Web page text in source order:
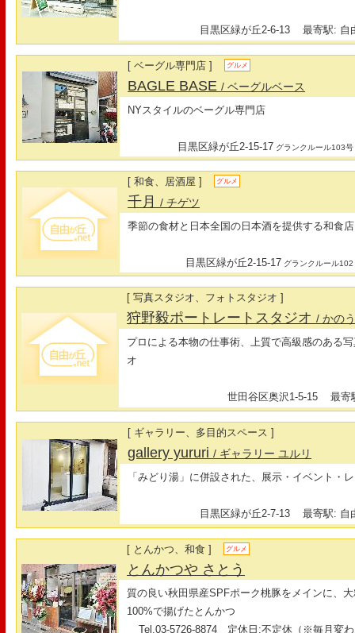
目黒区緑が丘2-6-13 最寄駅: 自
[ ベーグル専門店 ] グルメ
BAGLE BASE/ ベーグルベース
NYスタイルのベーグル専門店
目黒区緑が丘2-15-17 グランクルール103号
[ 和食、居酒屋 ] グルメ
千月/ チゲツ
季節の食材と日本全国の日本酒を提供する和食店
目黒区緑が丘2-15-17 グランクルール102
[ 写真スタジオ、フォトスタジオ ]
狩野毅ポートレートスタジオ/ かの
プロによる本物の仕事術、上質で高級感のある
オ
世田谷区奥沢1-5-15 最寄
[ ギャラリー、多目的スペース ]
gallery yururi/ ギャラリー ユルリ
「みどり湯」に併設された、展示・イベント・
目黒区緑が丘2-7-13 最寄駅: 自
[ とんかつ、和食 ] グルメ
とんかつや さとう
質の良い秋田県産SPFポーク桃豚をメインに、
100%で揚げたとんかつ
Tel.03-5726-8874 定休日:不定休（※毎月変わ